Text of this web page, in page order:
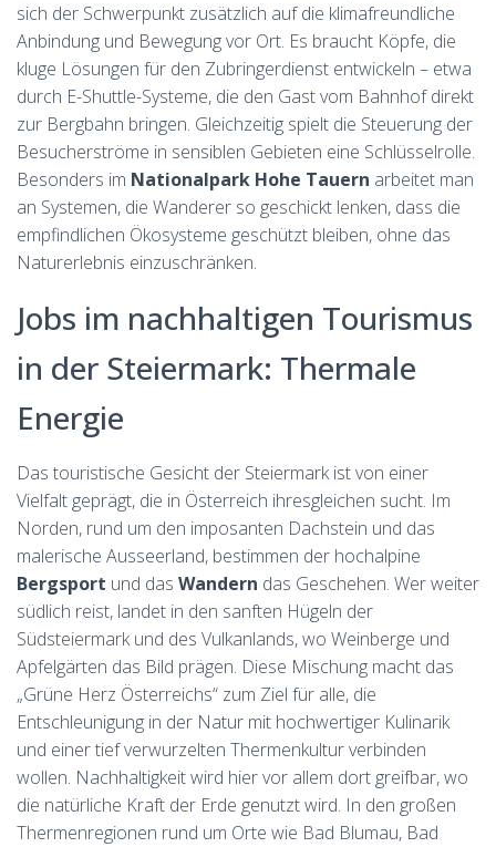
sich der Schwerpunkt zusätzlich auf die klimafreundliche
Anbindung und Bewegung vor Ort. Es braucht Köpfe, die
kluge Lösungen für den Zubringerdienst entwickeln – etwa
durch E-Shuttle-Systeme, die den Gast vom Bahnhof direkt
zur Bergbahn bringen. Gleichzeitig spielt die Steuerung der
Besucherströme in sensiblen Gebieten eine Schlüsselrolle.
Besonders im Nationalpark Hohe Tauern arbeitet man
an Systemen, die Wanderer so geschickt lenken, dass die
empfindlichen Ökosysteme geschützt bleiben, ohne das
Naturerlebnis einzuschränken.
Jobs im nachhaltigen Tourismus
in der Steiermark: Thermale
Energie
Das touristische Gesicht der Steiermark ist von einer
Vielfalt geprägt, die in Österreich ihresgleichen sucht. Im
Norden, rund um den imposanten Dachstein und das
malerische Ausseerland, bestimmen der hochalpine
Bergsport und das Wandern das Geschehen. Wer weiter
südlich reist, landet in den sanften Hügeln der
Südsteiermark und des Vulkanlands, wo Weinberge und
Apfelgärten das Bild prägen. Diese Mischung macht das
„Grüne Herz Österreichs“ zum Ziel für alle, die
Entschleunigung in der Natur mit hochwertiger Kulinarik
und einer tief verwurzelten Thermenkultur verbinden
wollen. Nachhaltigkeit wird hier vor allem dort greifbar, wo
die natürliche Kraft der Erde genutzt wird. In den großen
Thermenregionen rund um Orte wie Bad Blumau, Bad